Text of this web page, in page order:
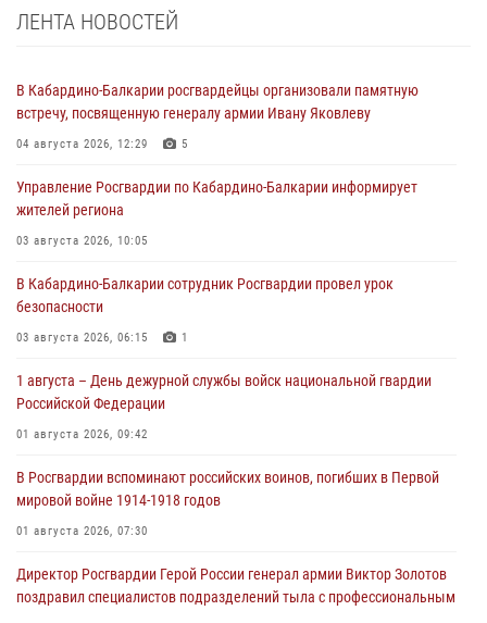
ЛЕНТА НОВОСТЕЙ
В Кабардино-Балкарии росгвардейцы организовали памятную
встречу, посвященную генералу армии Ивану Яковлеву
04 августа 2026, 12:29 5
Управление Росгвардии по Кабардино-Балкарии информирует
жителей региона
03 августа 2026, 10:05
В Кабардино‑Балкарии сотрудник Росгвардии провел урок
безопасности
03 августа 2026, 06:15 1
1 августа – День дежурной службы войск национальной гвардии
Российской Федерации
01 августа 2026, 09:42
В Росгвардии вспоминают российских воинов, погибших в Первой
мировой войне 1914-1918 годов
01 августа 2026, 07:30
Директор Росгвардии Герой России генерал армии Виктор Золотов
поздравил специалистов подразделений тыла с профессиональным